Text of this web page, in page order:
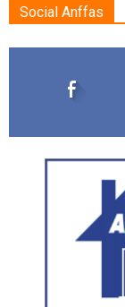
Social Anffas